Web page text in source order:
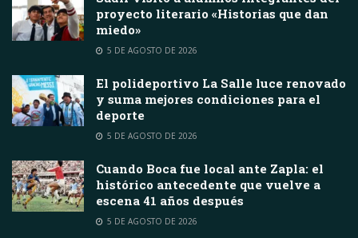
proyecto literario «Historias que dan
miedo»
5 DE AGOSTO DE 2026
El polideportivo La Salle luce renovado
y suma mejores condiciones para el
deporte
5 DE AGOSTO DE 2026
Cuando Boca fue local ante Zapla: el
histórico antecedente que vuelve a
escena 41 años después
5 DE AGOSTO DE 2026